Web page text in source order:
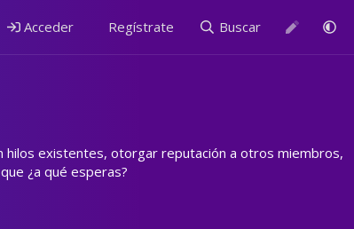
Acceder Regístrate Buscar
hilos existentes, otorgar reputación a otros miembros,
¿a qué esperas?